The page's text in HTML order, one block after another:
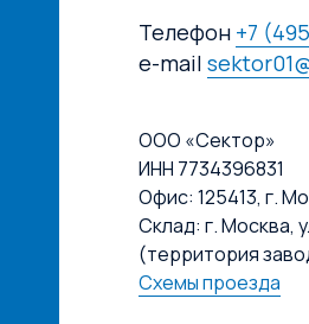
Телефон +7
e-mail
ООО «Сектор»
ИНН 7734396831
Офис: 125413, г.
Склад: г. Москва,
(территория
Схемы проезда